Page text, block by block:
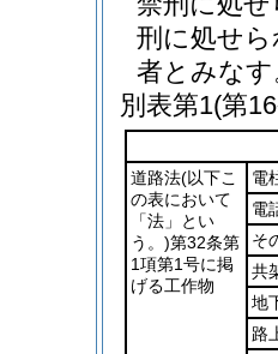
刑に処せ
者とみなす
別表第1(第
道路法(以下こ
の表において
「法」とい
う。)第32条第
1項第1号に掲
げる工作物
電
電
そ
共
地
路